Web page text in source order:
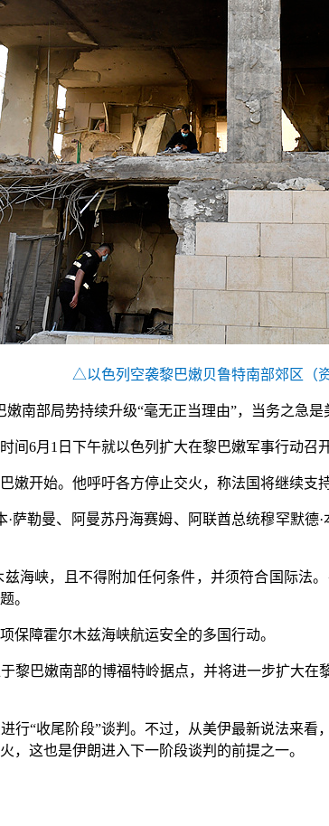
△以色列空袭黎巴嫩贝鲁特南部郊区（资
部局势持续升级“毫无正当理由”，当务之急是
6月1日下午就以色列扩大在黎巴嫩军事行动召开
开始。他呼吁各方停止交火，称法国将继续支
勒曼、阿曼苏丹海赛姆、阿联酋总统穆罕默德·
峡，且不得附加任何条件，并须符合国际法
。
障霍尔木兹海峡航运安全的多国行动。
巴嫩南部的博福特岭据点，并将进一步扩大在
“收尾阶段”谈判。不过，从美伊最新说法来看
，这也是伊朗进入下一阶段谈判的前提之一。